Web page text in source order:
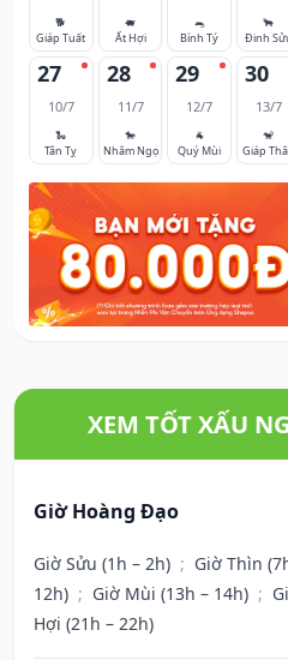
🐕
Giáp Tuất
🐖
Ất Hợi
🐀
Bính Tý
🐂
Đinh
27
10/7
🐍
Tân Tỵ
28
11/7
🐎
Nhâm Ngọ
29
12/7
🐐
Quý Mùi
30
13/7
🐒
Giáp
XEM TỐT XẤU
Giờ Hoàng Đạo
Giờ Sửu (1h – 2h) ; Giờ Thìn
12h) ; Giờ Mùi (13h – 14h) ;
Hợi (21h – 22h)